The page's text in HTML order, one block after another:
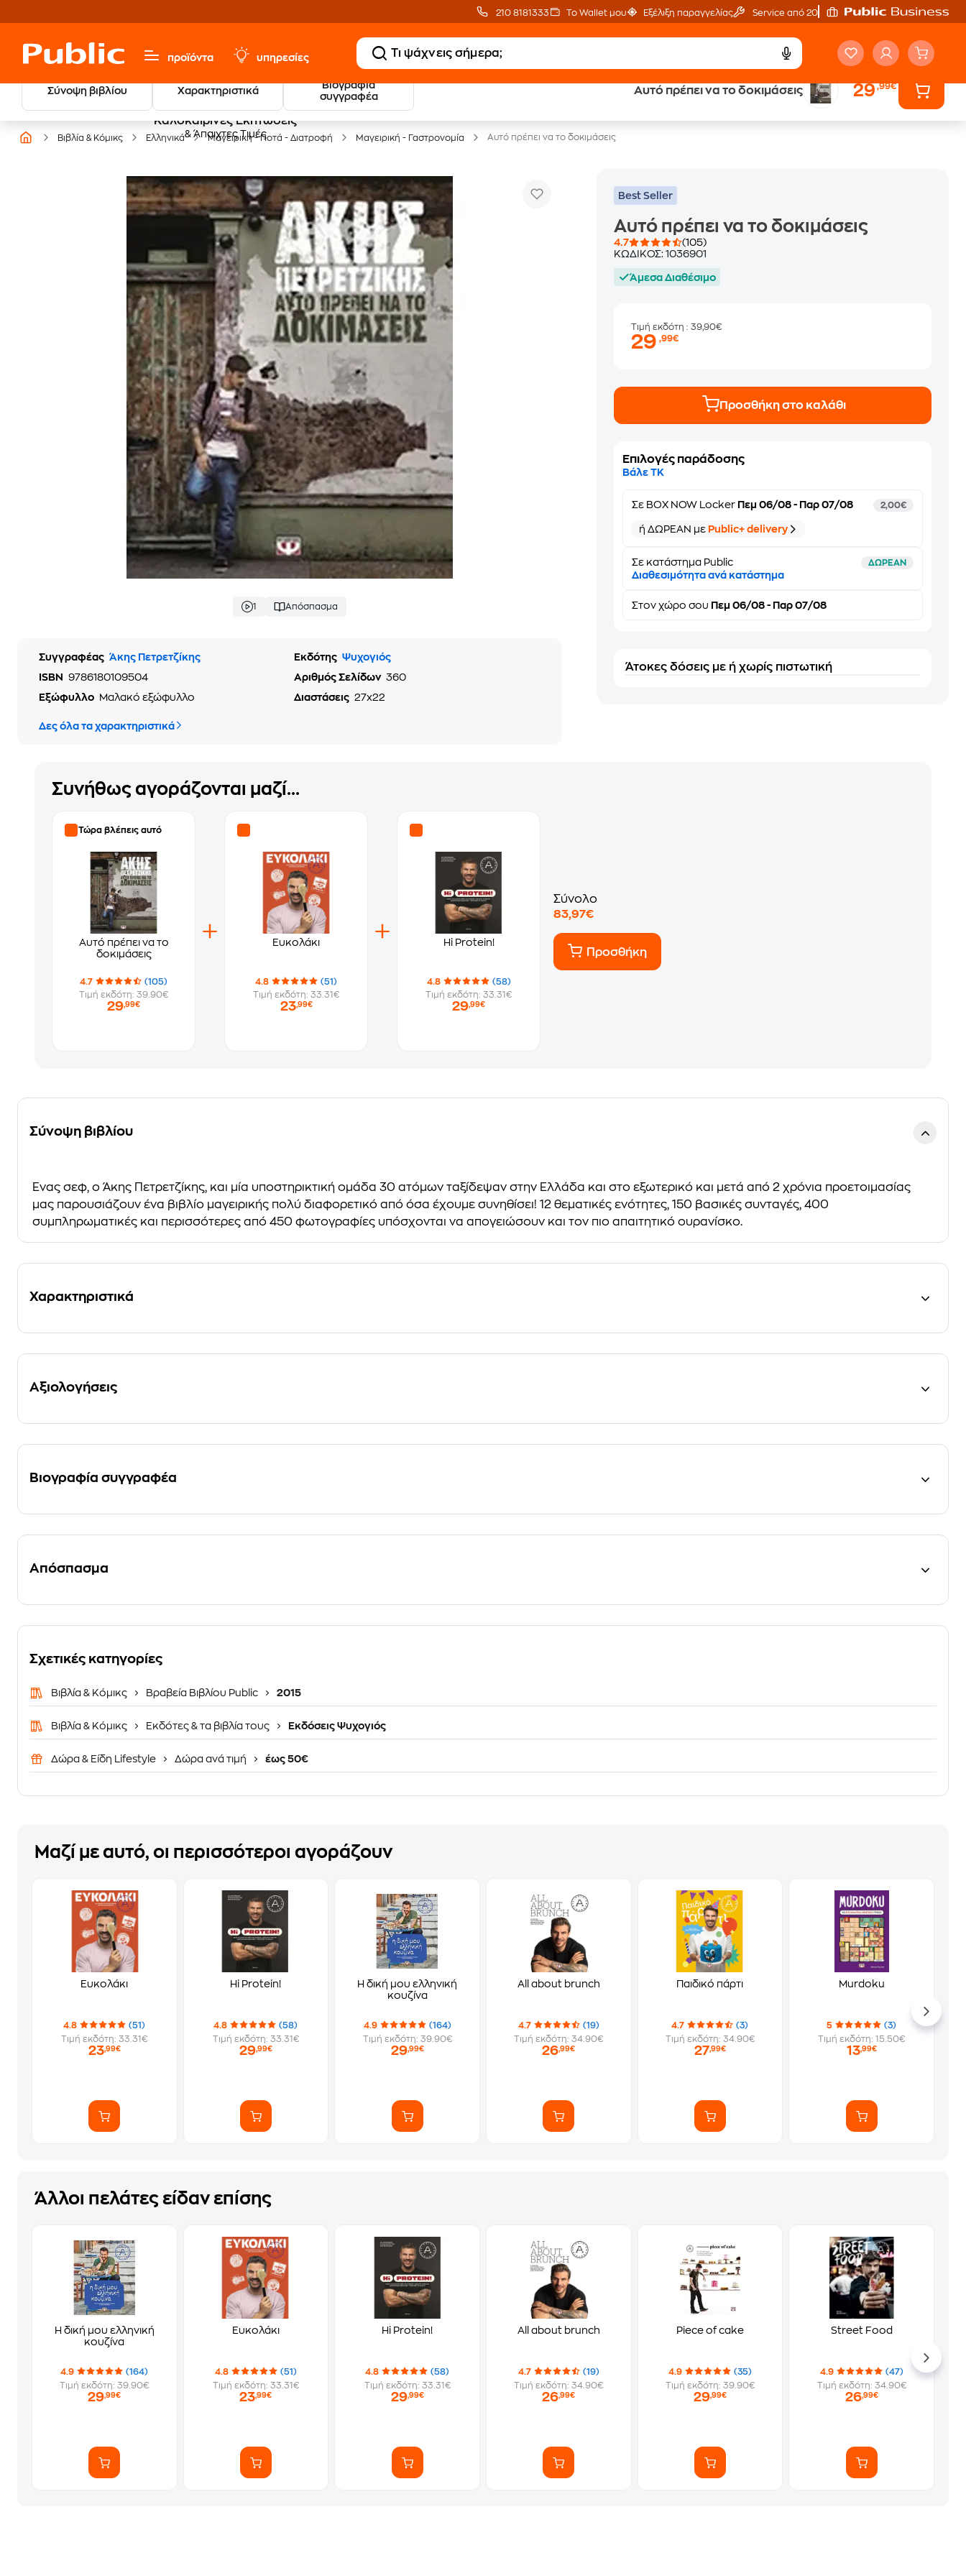
210 8181333 Το Wallet μου Εξέλιξη παραγγελίας Service από 20'
προϊόντα υπηρεσίες
Σύνοψη βιβλίου Χαρακτηριστικά
Βιογραφία
συγγραφέα
Αυτό πρέπει να το δοκιμάσεις 29,99€
Καλοκαιρινές Εκπτώσεις
& Άπαιχτες Τιμές
20 € Public επιστροφή
με Snappi
Δωρεάν Μεταφορικά Έλα στον κόσμο
Βιβλία & Κόμικς Ελληνικά Μαγειρική - Ποτά - Διατροφή Μαγειρική - Γαστρονομία Αυτό πρέπει να το δοκιμάσεις
1 Απόσπασμα
Συγγραφέας Άκης Πετρετζίκης Εκδότης Ψυχογιός
ISBN
9786180109504 Αριθμός Σελίδων 360
Εξώφυλλο
Μαλακό εξώφυλλο Διαστάσεις 27x22
Δες όλα τα χαρακτηριστικά
Best Seller
Αυτό πρέπει να το δοκιμάσεις
4.7
(105)
ΚΩΔΙΚΟΣ:1036901
Άμεσα Διαθέσιμο
Τιμή εκδότη: 39,90€
29,99€
Προσθήκη στο καλάθι
Επιλογές παράδοσης
Βάλε ΤΚ
Σε BOX NOW Locker Πεμ 06/08 - Παρ 07/08 2,00€
ή ΔΩΡΕΑΝ με Public+ delivery
Σε κατάστημα Public ΔΩΡΕΑΝ
Διαθεσιμότητα ανά κατάστημα
Στονχώρο σου Πεμ 06/08 - Παρ 07/08
Άτοκες δόσεις με ή χωρίς πιστωτική
Συνήθως αγοράζονται μαζί...
Τώρα βλέπεις αυτό
Αυτό πρέπει να το
δοκιμάσεις
4.7
(105)
Τιμή εκδότη: 39.90€
29,99€
Ευκολάκι
4.8
(51)
Τιμή εκδότη: 33.31€
23,99€
Hi Protein!
4.8
(58)
Τιμή εκδότη: 33.31€
29,99€
Σύνολο
83,97€
Προσθήκη
Σύνοψη βιβλίου
Ένας σεφ, ο Άκης Πετρετζίκης, και μία υποστηρικτική ομάδα 30 ατόμων ταξίδεψαν στην Ελλάδα και στο εξωτερικό και μετά από 2 χρόνια προετοιμασίας
μας παρουσιάζουν ένα βιβλίο μαγειρικής πολύ διαφορετικό από όσα έχουμε συνηθίσει! 12 θεματικές ενότητες, 150 βασικές συνταγές, 400
συμπληρωματικές και περισσότερες από 450 φωτογραφίες υπόσχονται να απογειώσουν και τον πιο απαιτητικό ουρανίσκο.
Χαρακτηριστικά
Αξιολογήσεις
Βιογραφία συγγραφέα
Απόσπασμα
Σχετικές κατηγορίες
Βιβλία & Κόμικς Βραβεία Βιβλίου Public 2015
Βιβλία & Κόμικς Εκδότες & τα βιβλία τους Εκδόσεις Ψυχογιός
Δώρα & Είδη Lifestyle Δώρα ανά τιμή έως 50€
Μαζί με αυτό, οι περισσότεροι αγοράζουν
Ευκολάκι
4.8
(51)
Τιμή εκδότη: 33.31€
23,99€
Hi Protein!
4.8
(58)
Τιμή εκδότη: 33.31€
29,99€
Η δική μου ελληνική
κουζίνα
4.9
(164)
Τιμή εκδότη: 39.90€
29,99€
All about brunch
4.7
(19)
Τιμή εκδότη: 34.90€
26,99€
Παιδικό πάρτι
4.7
(3)
Τιμή εκδότη: 34.90€
27,99€
Murdoku
5
(3)
Τιμή εκδότη: 15.50€
13,99€
Άλλοι πελάτες είδαν επίσης
Η δική μου ελληνική
κουζίνα
4.9
(164)
Τιμή εκδότη: 39.90€
29,99€
Ευκολάκι
4.8
(51)
Τιμή εκδότη: 33.31€
23,99€
Hi Protein!
4.8
(58)
Τιμή εκδότη: 33.31€
29,99€
All about brunch
4.7
(19)
Τιμή εκδότη: 34.90€
26,99€
Piece of cake
4.9
(35)
Τιμή εκδότη: 39.90€
29,99€
Street Food
4.9
(47)
Τιμή εκδότη: 34.90€
26,99€